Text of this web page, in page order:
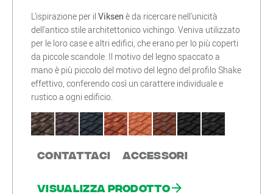
L'ispirazione per il Viksen è da ricercare nell'unicità
dell'antico stile architettonico vichingo. Veniva utilizzato
per le loro case e altri edifici, che erano per lo più coperti
da piccole scandole. Il motivo del legno spaccato a
mano è più piccolo del motivo del legno del profilo Shake
effettivo, conferendo così un carattere individuale e
rustico a ogni edificio.
Contattaci Accessori
Visualizza prodotto